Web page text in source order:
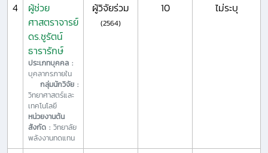
4
ผู้ช่วย
ศาสตราจารย์
ดร.ชูรัตน์
ธารารักษ์
ประเภทบุคคล :
บุคลากรภายใน
กลุ่มนักวิจัย :
วิทยาศาสตร์และ
เทคโนโลยี
หน่วยงานต้น
สังกัด : วิทยาลัย
พลังงานทดแทน
ผู้วิจัยร่วม
(2564)
10 ไม่ระบุ